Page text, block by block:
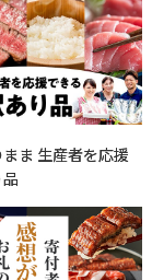
ま 生産者を応援